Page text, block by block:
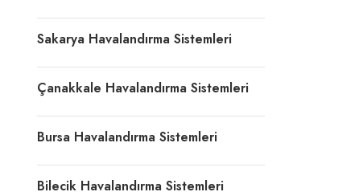
Sakarya Havalandırma Sistemleri
Çanakkale Havalandırma Sistemleri
Bursa Havalandırma Sistemleri
Bilecik Havalandırma Sistemleri